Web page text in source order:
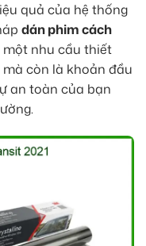
quả của hệ thống
dán phim cách
nhu cầu thiết
còn là khoản đầu
an toàn của bạn